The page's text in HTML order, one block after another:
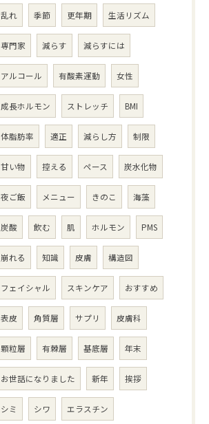
乱れ 季節 更年期 生活リズム
専門家 減らす 減らすには
アルコール 有酸素運動 女性
成長ホルモン ストレッチ BMI
体脂肪率 適正 減らし方 制限
甘い物 控える ペース 炭水化物
夜ご飯 メニュー きのこ 海藻
炭酸 飲む 肌 ホルモン PMS
崩れる 知識 皮膚 構造図
フェイシャル スキンケア おすすめ
表皮 角質層 サプリ 皮膚科
顆粒層 有棘層 基底層 年末
お世話になりました 新年 挨拶
シミ シワ エラスチン